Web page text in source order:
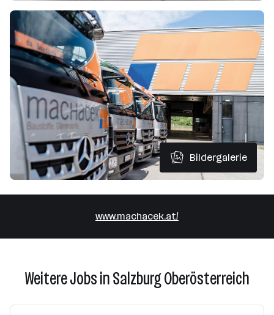
Bildergalerie
www.machacek.at/
Weitere Jobs in Salzburg Oberösterreich